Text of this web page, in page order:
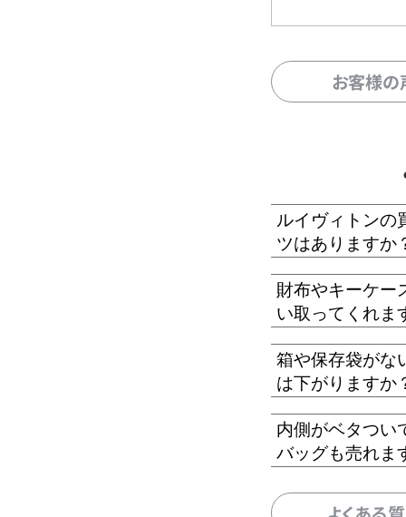
お客様
ルイヴィトンの
ツはありますか
財布やキーケー
い取ってくれま
箱や保存袋がな
は下がりますか
内側がベタつい
バッグも売れま